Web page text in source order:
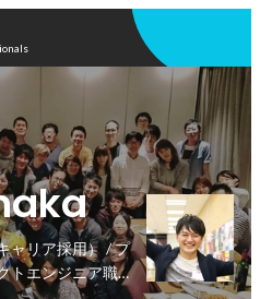
ャリア採用） / プ
トエンジニア職